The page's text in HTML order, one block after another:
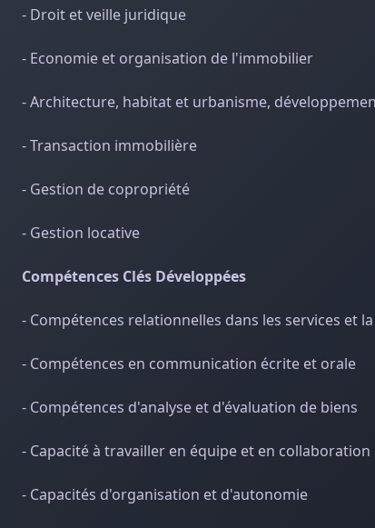
- Droit et veille juridique
- Economie et organisation de l'immobilier
- Architecture, habitat et urbanisme,
- Transaction immobilière
- Gestion de copropriété
- Gestion locative
Compétences Clés Développées
- Compétences relationnelles dans les services et
- Compétences en communication écrite et orale
- Compétences d'analyse et d'évaluation de biens
- Capacité à travailler en équipe et en collaboration
- Capacités d'organisation et d'autonomie